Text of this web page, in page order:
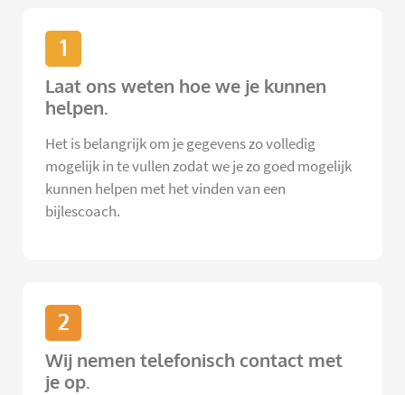
1
Laat ons weten hoe we je kunnen
helpen.
Het is belangrijk om je gegevens zo volledig
mogelijk in te vullen zodat we je zo goed mogelijk
kunnen helpen met het vinden van een
bijlescoach.
2
Wij nemen telefonisch contact met
je op.